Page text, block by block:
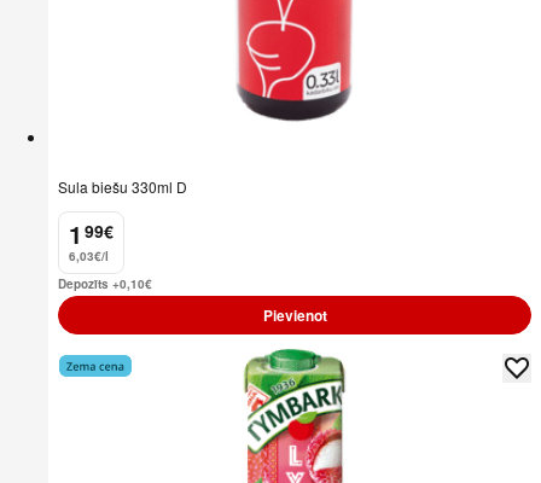
Sula biešu 330ml D
1
. 99€
6,03€/l
Depozīts +0,10€
Pievienot